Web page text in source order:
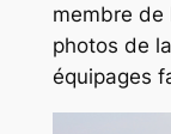
membre de
photos de
équipages